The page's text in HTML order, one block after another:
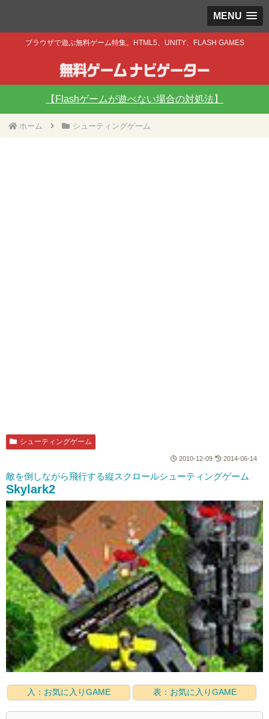
MENU
ブラウザで遊ぶ無料ゲーム特集。HTML5、UNITY、FLASH GAMES
【Flashゲームが遊べない場合の対処法】
ホーム シューティングゲーム
シューティングゲーム
2010-12-09 2014-06-14
敵を倒しながら飛行する縦スクロールシューティングゲーム
Skylark2
入：お気に入りGAME 表：お気に入りGAME